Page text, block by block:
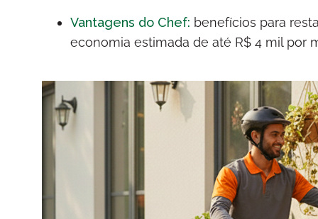
Vantagens do Chef: benefícios para
economia estimada de até R$ 4 mil por